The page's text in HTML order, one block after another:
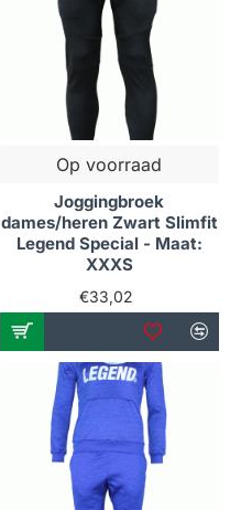
Op voorraad
Joggingbroek
dames/heren Zwart Slimfit
Legend Special - Maat:
XXXS
€33,02